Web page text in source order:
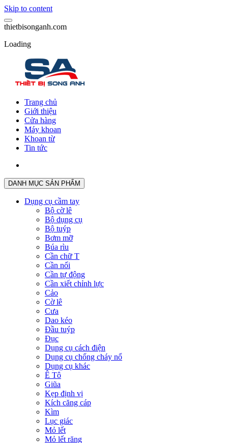
Skip to content
thietbisonganh.com
Loading
Trang chủ
Giới thiệu
Cửa hàng
Máy khoan
Khoan từ
Tin tức
DANH MỤC SẢN PHẨM
Dụng cụ cầm tay
Bộ cờ lê
Bộ dụng cụ
Bộ tuýp
Bơm mỡ
Búa rìu
Cần chữ T
Cần nối
Cần tự động
Cần xiết chỉnh lực
Cảo
Cờ lê
Cưa
Dao kéo
Đầu tuýp
Đục
Dụng cụ cách điện
Dụng cụ chống cháy nổ
Dụng cụ khác
Ê Tô
Giũa
Kẹp định vị
Kích căng cáp
Kìm
Lục giác
Mỏ lết
Mỏ lết răng